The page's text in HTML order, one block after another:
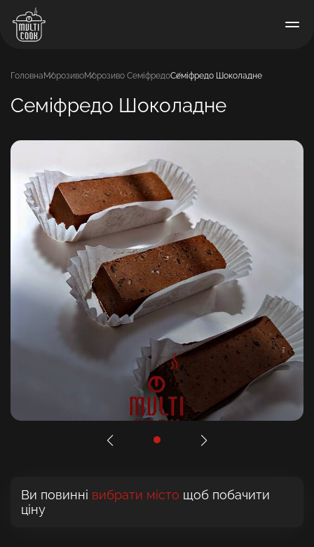
Головна МорозивоМорозиво СеміфредоСеміфредо Шоколадне
Семіфредо Шоколадне
Ви повинні вибрати місто щоб побачити
ціну